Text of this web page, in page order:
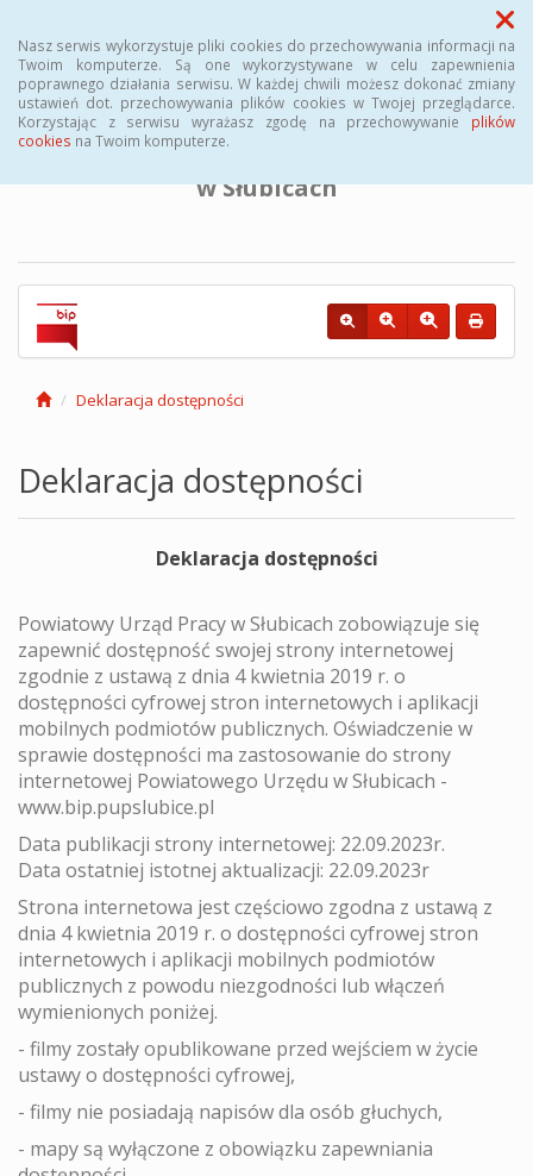
Nasz serwis wykorzystuje pliki cookies do przechowywania informacji na
Twoim komputerze. Są one wykorzystywane w celu zapewnienia
poprawnego działania serwisu. W każdej chwili możesz dokonać zmiany
ustawień dot. przechowywania plików cookies w Twojej przeglądarce.
Korzystając z serwisu wyrażasz zgodę na przechowywanie plików
cookies na Twoim komputerze.
Menu
BIULETYN INFORMACJI PUBLICZNEJ
Powiatowego Urzędu Pracy
w Słubicach
Deklaracja dostępności
Deklaracja dostępności
Deklaracja dostępności
Powiatowy Urząd Pracy w Słubicach zobowiązuje się
zapewnić dostępność swojej strony internetowej
zgodnie z ustawą z dnia 4 kwietnia 2019 r. o
dostępności cyfrowej stron internetowych i aplikacji
mobilnych podmiotów publicznych. Oświadczenie w
sprawie dostępności ma zastosowanie do strony
internetowej Powiatowego Urzędu w Słubicach -
www.bip.pupslubice.pl
Data publikacji strony internetowej: 22.09.2023r.
Data ostatniej istotnej aktualizacji: 22.09.2023r
Strona internetowa jest częściowo zgodna z ustawą z
dnia 4 kwietnia 2019 r. o dostępności cyfrowej stron
internetowych i aplikacji mobilnych podmiotów
publicznych z powodu niezgodności lub włączeń
wymienionych poniżej.
- filmy zostały opublikowane przed wejściem w życie
ustawy o dostępności cyfrowej,
- filmy nie posiadają napisów dla osób głuchych,
- mapy są wyłączone z obowiązku zapewniania